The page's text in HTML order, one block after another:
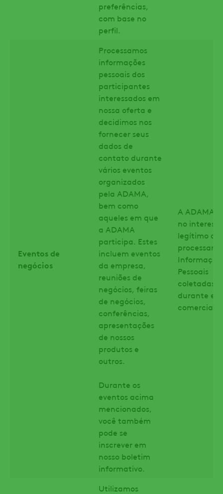
preferências,
com base no
perfil.
Eventos de
negócios
Processamos
informações
pessoais dos
participantes
interessados em
nossa oferta e
decidimos nos
fornecer seus
dados de
contato durante
vários eventos
organizados
pela ADAMA,
bem como
aqueles em que
a ADAMA
participa. Estes
incluem eventos
da empresa,
reuniões de
negócios, feiras
de negócios,
conferências,
apresentações
de nossos
produtos e
outros.
Durante os
eventos acima
mencionados,
você também
pode se
inscrever em
nosso boletim
informativo.
A ADAMA
no interesse
legítimo ao
processar
Pessoais
coletadas
durante
comerciais.
Utilizamos